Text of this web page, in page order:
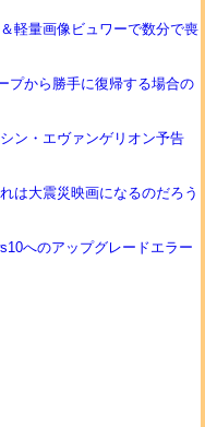
軽量画像ビュワーで数分で喪
プから勝手に復帰する場合の
ン・エヴァンゲリオン予告
は大震災映画になるのだろう
へのアップグレードエラー